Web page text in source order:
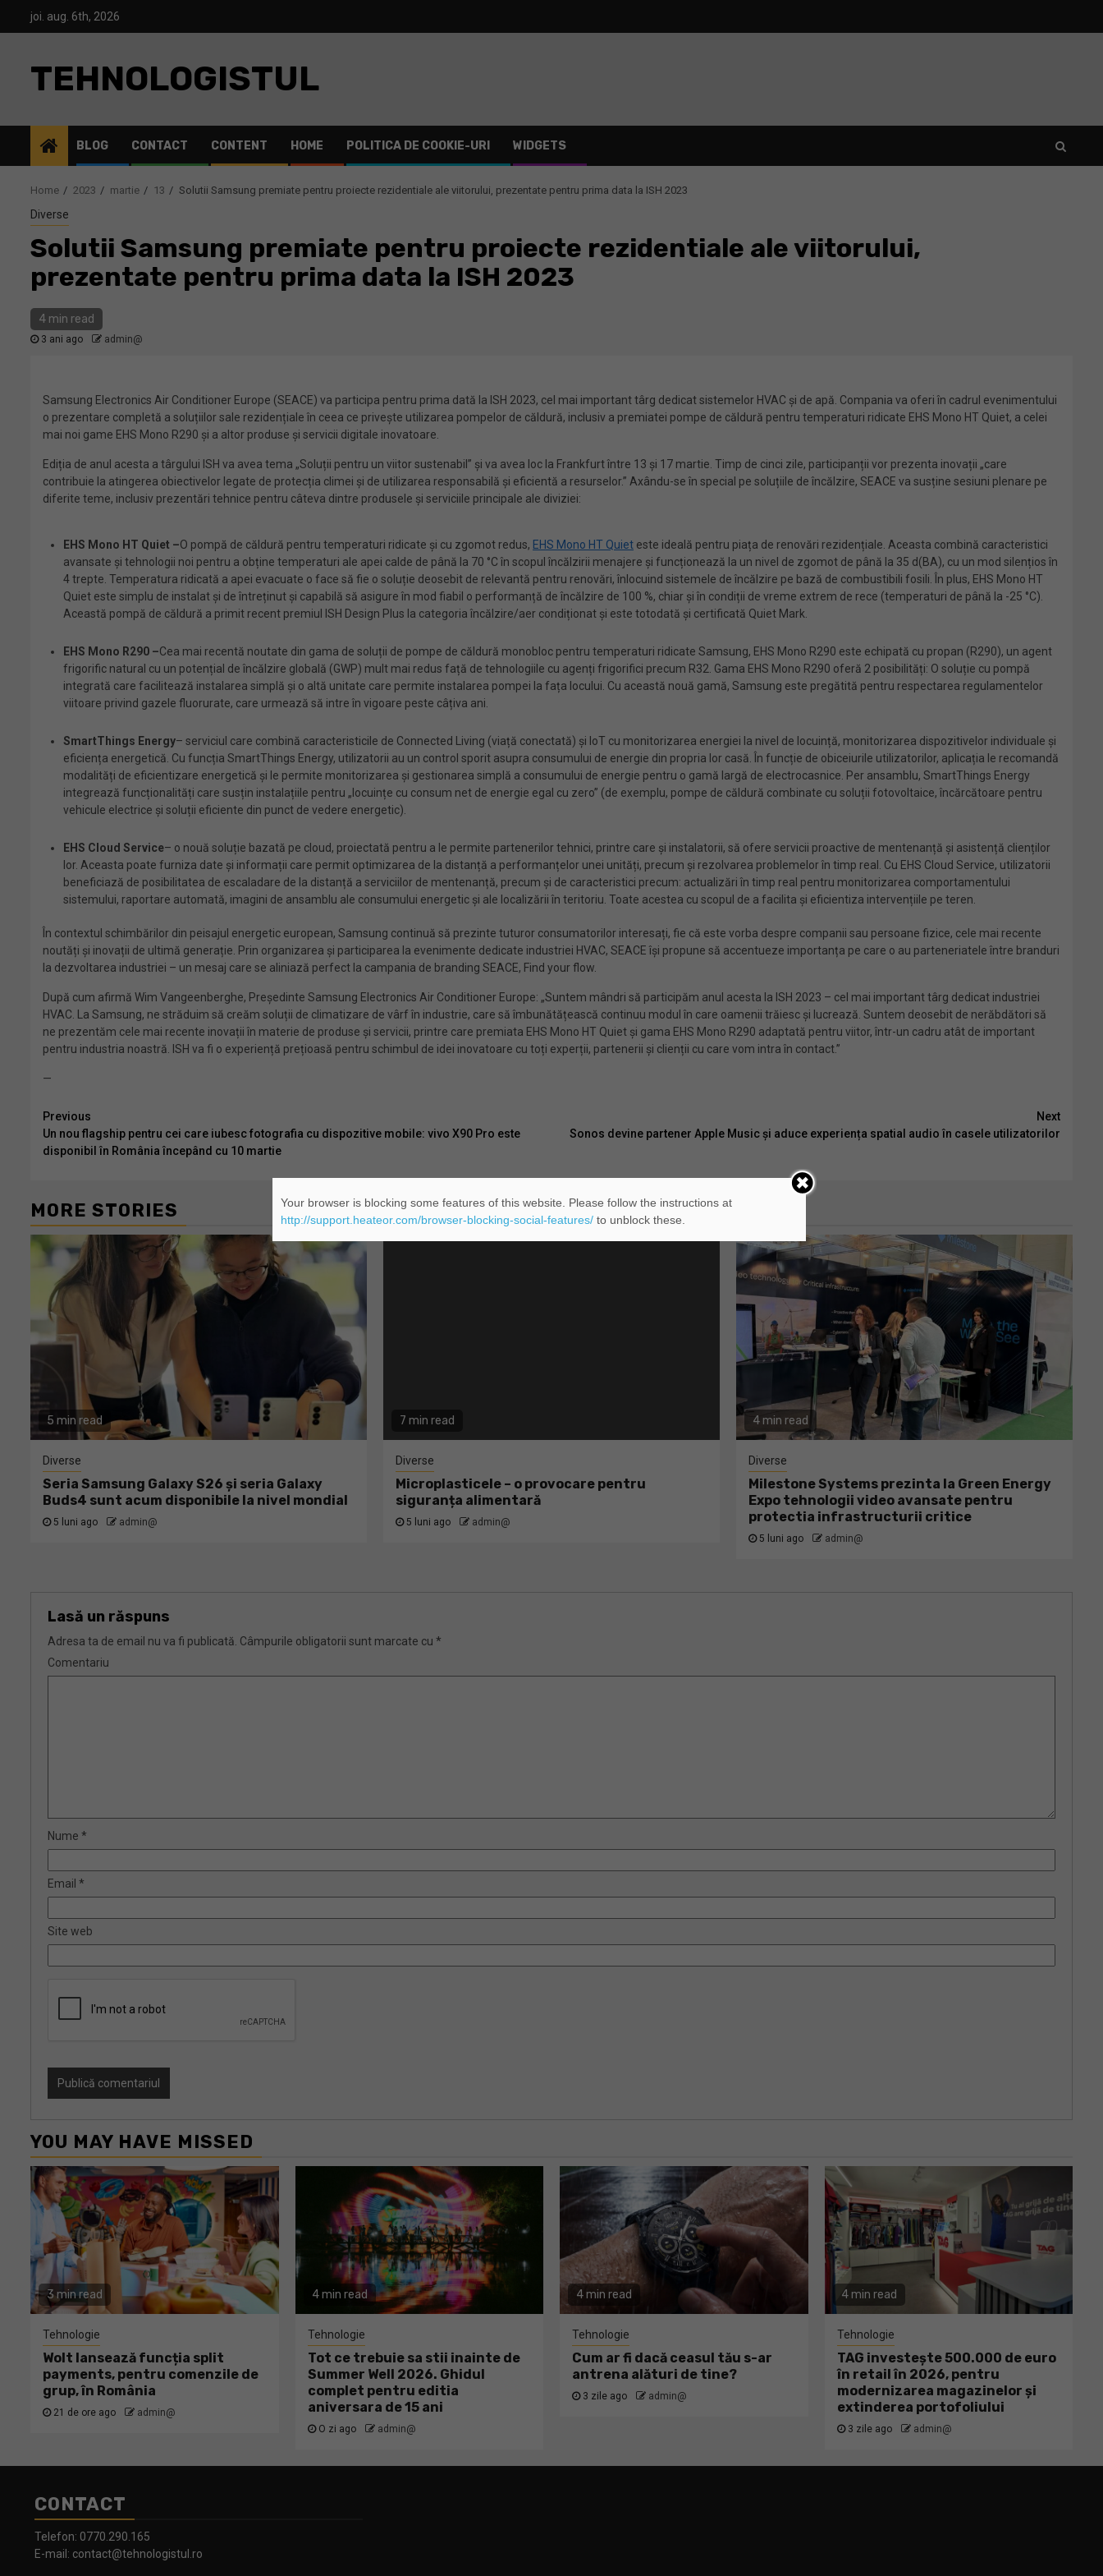
joi. aug. 6th, 2026
TEHNOLOGISTUL
BLOG CONTACT CONTENT HOME POLITICA DE COOKIE-URI WIDGETS
Home 2023 martie 13 Solutii Samsung premiate pentru proiecte rezidentiale ale viitorului, prezentate pentru prima data la ISH 2023
Diverse
Solutii Samsung premiate pentru proiecte rezidentiale ale viitorului,
prezentate pentru prima data la ISH 2023
4 min read
3 ani ago admin@
Samsung Electronics Air Conditioner Europe (SEACE) va participa pentru prima dată la ISH 2023, cel mai important târg dedicat sistemelor HVAC și de apă. Compania va oferi în cadrul evenimentului
o prezentare completă a soluțiilor sale rezidențiale în ceea ce privește utilizarea pompelor de căldură, inclusiv a premiatei pompe de căldură pentru temperaturi ridicate EHS Mono HT Quiet, a celei
mai noi game EHS Mono R290 și a altor produse și servicii digitale inovatoare.
Ediția de anul acesta a târgului ISH va avea tema „Soluții pentru un viitor sustenabil” și va avea loc la Frankfurt între 13 și 17 martie. Timp de cinci zile, participanții vor prezenta inovații „care
contribuie la atingerea obiectivelor legate de protecția climei și de utilizarea responsabilă și eficientă a resurselor.” Axându-se în special pe soluțiile de încălzire, SEACE va susține sesiuni plenare pe
diferite teme, inclusiv prezentări tehnice pentru câteva dintre produsele și serviciile principale ale diviziei:
EHS Mono HT Quiet –O pompă de căldură pentru temperaturi ridicate și cu zgomot redus, EHS Mono HT Quiet este ideală pentru piața de renovări rezidențiale. Aceasta combină caracteristici
avansate și tehnologii noi pentru a obține temperaturi ale apei calde de până la 70 °C în scopul încălzirii menajere și funcționează la un nivel de zgomot de până la 35 d(BA), cu un mod silențios în
4 trepte. Temperatura ridicată a apei evacuate o face să fie o soluție deosebit de relevantă pentru renovări, înlocuind sistemele de încălzire pe bază de combustibili fosili. În plus, EHS Mono HT
Quiet este simplu de instalat și de întreținut și capabilă să asigure în mod fiabil o performanță de încălzire de 100 %, chiar și în condiții de vreme extrem de rece (temperaturi de până la -25 °C).
Această pompă de căldură a primit recent premiul ISH Design Plus la categoria încălzire/aer condiționat și este totodată și certificată Quiet Mark.
EHS Mono R290 –Cea mai recentă noutate din gama de soluții de pompe de căldură monobloc pentru temperaturi ridicate Samsung, EHS Mono R290 este echipată cu propan (R290), un agent
frigorific natural cu un potențial de încălzire globală (GWP) mult mai redus față de tehnologiile cu agenți frigorifici precum R32. Gama EHS Mono R290 oferă 2 posibilități: O soluție cu pompă
integrată care facilitează instalarea simplă și o altă unitate care permite instalarea pompei la fața locului. Cu această nouă gamă, Samsung este pregătită pentru respectarea regulamentelor
viitoare privind gazele fluorurate, care urmează să intre în vigoare peste câțiva ani.
SmartThings Energy– serviciul care combină caracteristicile de Connected Living (viață conectată) și IoT cu monitorizarea energiei la nivel de locuință, monitorizarea dispozitivelor individuale și
eficiența energetică. Cu funcția SmartThings Energy, utilizatorii au un control sporit asupra consumului de energie din propria lor casă. În funcție de obiceiurile utilizatorilor, aplicația le recomandă
modalități de eficientizare energetică și le permite monitorizarea și gestionarea simplă a consumului de energie pentru o gamă largă de electrocasnice. Per ansamblu, SmartThings Energy
integrează funcționalități care susțin instalațiile pentru „locuințe cu consum net de energie egal cu zero” (de exemplu, pompe de căldură combinate cu soluții fotovoltaice, încărcătoare pentru
vehicule electrice și soluții eficiente din punct de vedere energetic).
EHS Cloud Service– o nouă soluție bazată pe cloud, proiectată pentru a le permite partenerilor tehnici, printre care și instalatorii, să ofere servicii proactive de mentenanță și asistență clienților
lor. Aceasta poate furniza date și informații care permit optimizarea de la distanță a performanțelor unei unități, precum și rezolvarea problemelor în timp real. Cu EHS Cloud Service, utilizatorii
beneficiază de posibilitatea de escaladare de la distanță a serviciilor de mentenanță, precum și de caracteristici precum: actualizări în timp real pentru monitorizarea comportamentului
sistemului, raportare automată, imagini de ansamblu ale consumului energetic și ale localizării în teritoriu. Toate acestea cu scopul de a facilita și eficientiza intervențiile pe teren.
În contextul schimbărilor din peisajul energetic european, Samsung continuă să prezinte tuturor consumatorilor interesați, fie că este vorba despre companii sau persoane fizice, cele mai recente
noutăți și inovații de ultimă generație. Prin organizarea și participarea la evenimente dedicate industriei HVAC, SEACE își propune să accentueze importanța pe care o au parteneriatele între branduri
la dezvoltarea industriei – un mesaj care se aliniază perfect la campania de branding SEACE, Find your flow.
După cum afirmă Wim Vangeenberghe, Președinte Samsung Electronics Air Conditioner Europe: „Suntem mândri să participăm anul acesta la ISH 2023 – cel mai important târg dedicat industriei
HVAC. La Samsung, ne străduim să creăm soluții de climatizare de vârf în industrie, care să îmbunătățească continuu modul în care oamenii trăiesc și lucrează. Suntem deosebit de nerăbdători să
ne prezentăm cele mai recente inovații în materie de produse și servicii, printre care premiata EHS Mono HT Quiet și gama EHS Mono R290 adaptată pentru viitor, într-un cadru atât de important
pentru industria noastră. ISH va fi o experiență prețioasă pentru schimbul de idei inovatoare cu toți experții, partenerii și clienții cu care vom intra în contact.”
—
Continue
Reading
Previous
Un nou flagship pentru cei care iubesc fotografia cu dispozitive mobile: vivo X90 Pro este
disponibil în România începând cu 10 martie
Next
Sonos devine partener Apple Music și aduce experiența spatial audio în casele utilizatorilor
MORE STORIES
5 min read
Diverse
Seria Samsung Galaxy S26 și seria Galaxy
Buds4 sunt acum disponibile la nivel mondial
5 luni ago admin@
7 min read
Diverse
Microplasticele – o provocare pentru
siguranța alimentară
5 luni ago admin@
4 min read
Diverse
Milestone Systems prezinta la Green Energy
Expo tehnologii video avansate pentru
protectia infrastructurii critice
5 luni ago admin@
Lasă un răspuns
Adresa ta de email nu va fi publicată. Câmpurile obligatorii sunt marcate cu *
Comentariu
Nume *
Email *
Site web
YOU MAY HAVE MISSED
3 min read
Tehnologie
Wolt lansează funcția split
payments, pentru comenzile de
grup, în România
21 de ore ago admin@
4 min read
Tehnologie
Tot ce trebuie sa stii inainte de
Summer Well 2026. Ghidul
complet pentru editia
aniversara de 15 ani
O zi ago admin@
4 min read
Tehnologie
Cum ar fi dacă ceasul tău s-ar
antrena alături de tine?
3 zile ago admin@
4 min read
Tehnologie
TAG investește 500.000 de euro
în retail în 2026, pentru
modernizarea magazinelor și
extinderea portofoliului
3 zile ago admin@
CONTACT
Telefon: 0770.290.165
E-mail: contact@tehnologistul.ro
Your browser is blocking some features of this website. Please follow the instructions at
http://support.heateor.com/browser-blocking-social-features/to unblock these.